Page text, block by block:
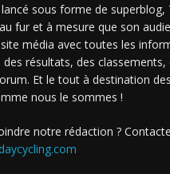
sous forme de superblog,
fur et à mesure que son
média avec toutes les
des résultats, des classements,
Et le tout à destination
nous le sommes !
notre rédaction ?